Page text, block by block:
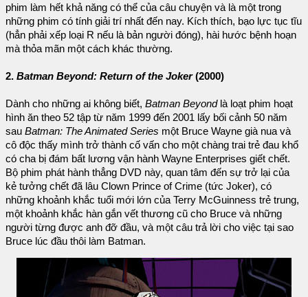
phim làm hết khả năng có thể của câu chuyện và là một trong
những phim có tính giải trí nhất đến nay. Kích thích, bạo lực tục tĩu
(hẳn phải xếp loại R nếu là bản người đóng), hài hước bệnh hoạn
mà thỏa mãn một cách khác thường.
2. Batman Beyond: Return of the Joker(2000)
Dành cho những ai không biết, Batman Beyondlà loạt phim hoạt
hình ăn theo 52 tập từ năm 1999 đến 2001 lấy bối cảnh 50 năm
sau Batman: The Animated Series một Bruce Wayne già nua và
cô độc thấy mình trở thành cố vấn cho một chàng trai trẻ đau khổ
có cha bị đám bất lương vận hành Wayne Enterprises giết chết.
Bộ phim phát hành thẳng DVD này, quan tâm đến sự trở lại của
kẻ tưởng chết đã lâu Clown Prince of Crime (tức Joker), có
những khoảnh khắc tuổi mới lớn của Terry McGuinness trẻ trung,
một khoảnh khắc hàn gắn vết thương cũ cho Bruce và những
người từng được anh đỡ đầu, và một câu trả lời cho việc tại sao
Bruce lúc đầu thôi làm Batman.